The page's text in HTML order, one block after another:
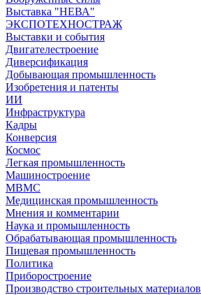
Выставка "НЕВА"
ЭКСПОТЕХНОСТРАЖ
Выставки и события
Двигателестроение
Диверсификация
Добывающая промышленность
Изобретения и патенты
ИИ
Инфраструктура
Кадры
Конверсия
Космос
Легкая промышленность
Машиностроение
МВМС
Медицинская промышленность
Мнения и комментарии
Наука и промышленность
Обрабатывающая промышленность
Пищевая промышленность
Политика
Приборостроение
Производство строительных материалов